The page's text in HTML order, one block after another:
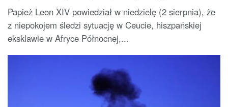
Papież Leon XIV powiedział w niedzielę (2 sierpnia), że
z niepokojem śledzi sytuację w Ceucie, hiszpańskiej
eksklawie w Afryce Północnej,...